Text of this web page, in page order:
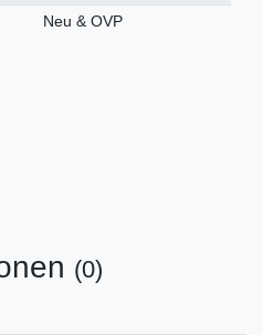
Neu & OVP
(0)